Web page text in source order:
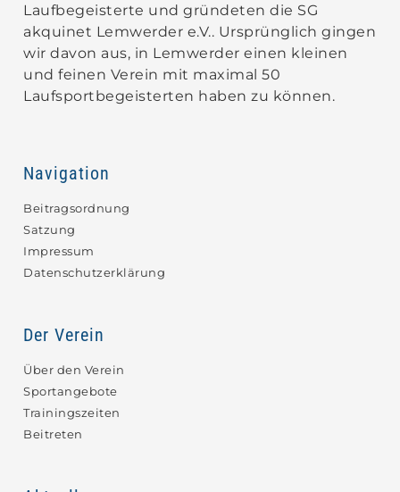
Laufbegeisterte und gründeten die SG
akquinet Lemwerder e.V.. Ursprünglich gingen
wir davon aus, in Lemwerder einen kleinen
und feinen Verein mit maximal 50
Laufsportbegeisterten haben zu können.
Navigation
Beitragsordnung
Satzung
Impressum
Datenschutzerklärung
Der Verein
Über den Verein
Sportangebote
Trainingszeiten
Beitreten